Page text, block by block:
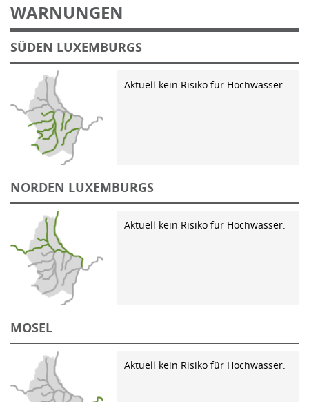
WARNUNGEN
SÜDEN LUXEMBURGS
Aktuell kein Risiko für Hochwasser.
NORDEN LUXEMBURGS
Aktuell kein Risiko für Hochwasser.
MOSEL
Aktuell kein Risiko für Hochwasser.